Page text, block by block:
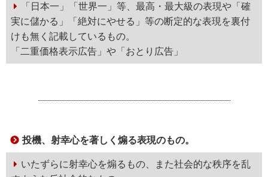
「日本一」「世界一」等、最高・最大級の表現や「確
実に儲かる」「絶対にやせる」等の断定的な表現を裏付
けも無く記載しているもの。
「二重価格表示広告」や「おとり広告」
投機、射幸心を著しく煽る表現のもの。
いたずらに射幸心を煽るもの、また社会的な秩序を乱